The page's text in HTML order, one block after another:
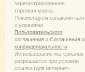
зарегистрированная
торговая марка.
Рекомендуем ознакомиться
с уловиями
Пользовательского
соглашения и Соглашения о
конфиденциальности.
Использование материалов
разрешается при условии
ссылки (для интернет-